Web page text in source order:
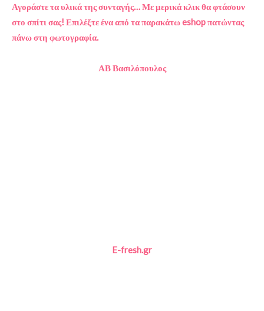
Αγοράστε τα υλικά της συνταγής… Με μερικά κλικ θα φτάσουν
στο σπίτι σας! Επιλέξτε ένα από τα παρακάτω eshop πατώντας
πάνω στη φωτογραφία.
ΑΒ Βασιλόπουλος
E-fresh.gr